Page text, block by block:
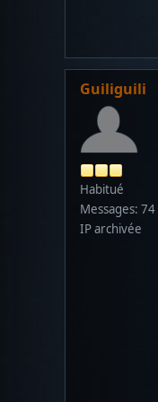
Guiliguili
Habitué
Messages: 74
IP archivée